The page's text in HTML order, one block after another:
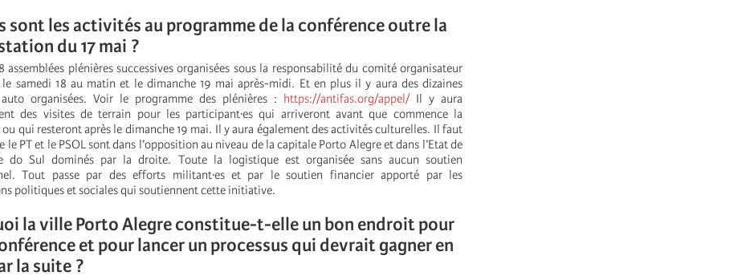
sont les activités au programme de la conférence outre la
du 17 mai ?
assemblées plénières successives organisées sous la responsabilité du comité organisateur
samedi 18 au matin et le dimanche 19 mai après-midi. Et en plus il y aura des dizaines
auto organisées. Voir le programme des plénières : https://antifas.org/appel/ Il y aura
des visites de terrain pour les participant·es qui arriveront avant que commence la
qui resteront après le dimanche 19 mai. Il y aura également des activités culturelles. Il faut
le PT et le PSOL sont dans l’opposition au niveau de la capitale Porto Alegre et dans l’Etat de
do Sul dominés par la droite. Toute la logistique est organisée sans aucun soutien
Tout passe par des efforts militant·es et par le soutien financier apporté par les
politiques et sociales qui soutiennent cette initiative.
la ville Porto Alegre constitue-t-elle un bon endroit pour
et pour lancer un processus qui devrait gagner en
la suite ?